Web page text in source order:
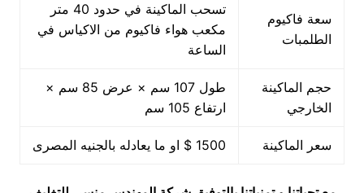
سعة فاكيوم
الطلمبات
تسحب الماكينة في حدود 40 متر
مكعب هواء فاكيوم من الاكياس في
الساعة
حجم الماكينة
الخارجي
طول 107 سم × عرض 85 سم ×
ارتفاع 105 سم
سعر الماكينة 1500 $ او ما يعادله بالجنيه المصرى